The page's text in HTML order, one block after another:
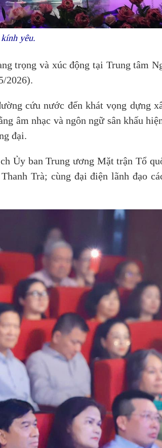
yêu.
trọng và xúc động tại Trung tâm
2026).
cứu nước đến khát vọng dựng
âm nhạc và ngôn ngữ sân khấu
đại.
Ủy ban Trung ương Mặt trận Tổ
Trà; cùng đại điện lãnh đạo